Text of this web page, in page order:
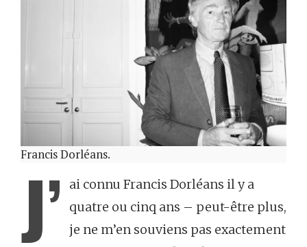
Francis Dorléans.
J’
ai connu Francis Dorléans il y a
quatre ou cinq ans – peut-être plus,
je ne m’en souviens pas exactement